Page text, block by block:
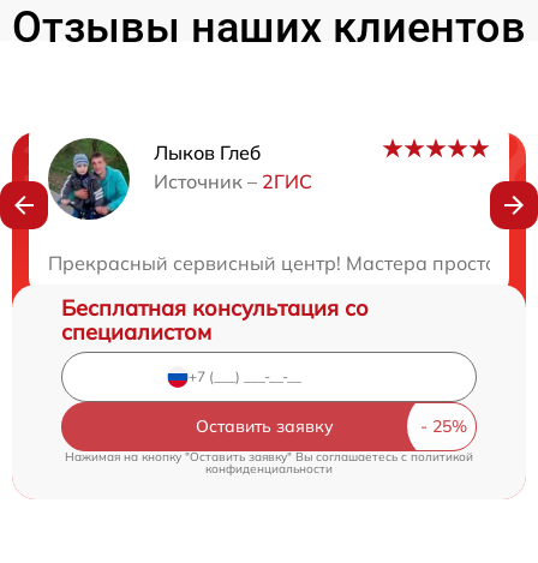
Отзывы наших клиентов
Лыков Глеб
Источник – 2ГИС
Прекрасный сервисный центр! Мастера просто
Нужна консультация?
Бесплатная консультация со
специалистом
Оставить заявку
Нажимая на кнопку "Оставить заявку" Вы соглашаетесь cполитикой
конфиденциальности